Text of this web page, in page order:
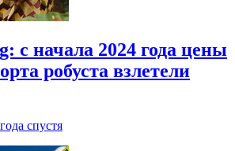
с начала 2024 года цены
робуста взлетели
спустя